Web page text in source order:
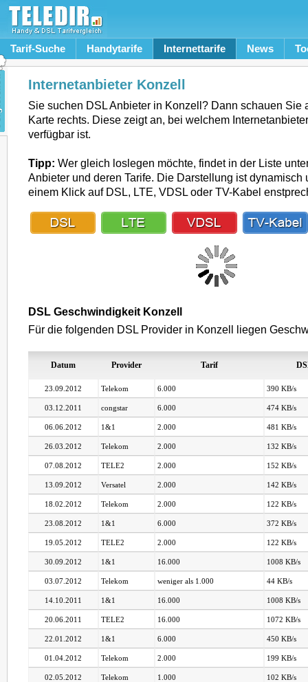
Tarif-Suche Handytarife Internettarife News
Internetanbieter Konzell
Sie suchen DSL Anbieter in Konzell? Dann schauen Sie
Karte rechts. Diese zeigt an, bei welchem
verfügbar ist.
Tipp: Wer gleich loslegen möchte, findet in der Liste
Anbieter und deren Tarife. Die Darstellung ist dynamisch
einem Klick auf DSL, LTE, VDSL oder TV-Kabel
DSL Geschwindigkeit Konzell
Für die folgenden DSL Provider in Konzell liegen
Datum Provider Tarif
23.09.2012 Telekom 6.000 390 KB/s
03.12.2011 congstar 6.000 474 KB/s
06.06.2012 1&1 2.000 481 KB/s
26.03.2012 Telekom 2.000 132 KB/s
07.08.2012 TELE2 2.000 152 KB/s
13.09.2012 Versatel 2.000 142 KB/s
18.02.2012 Telekom 2.000 122 KB/s
23.08.2012 1&1 6.000 372 KB/s
19.05.2012 TELE2 2.000 122 KB/s
30.09.2012 1&1 16.000 1008 KB/s
03.07.2012 Telekom weniger als 1.000 44 KB/s
14.10.2011 1&1 16.000 1008 KB/s
20.06.2011 TELE2 16.000 1072 KB/s
22.01.2012 1&1 6.000 450 KB/s
01.04.2012 Telekom 2.000 199 KB/s
02.05.2012 Telekom 1.000 102 KB/s